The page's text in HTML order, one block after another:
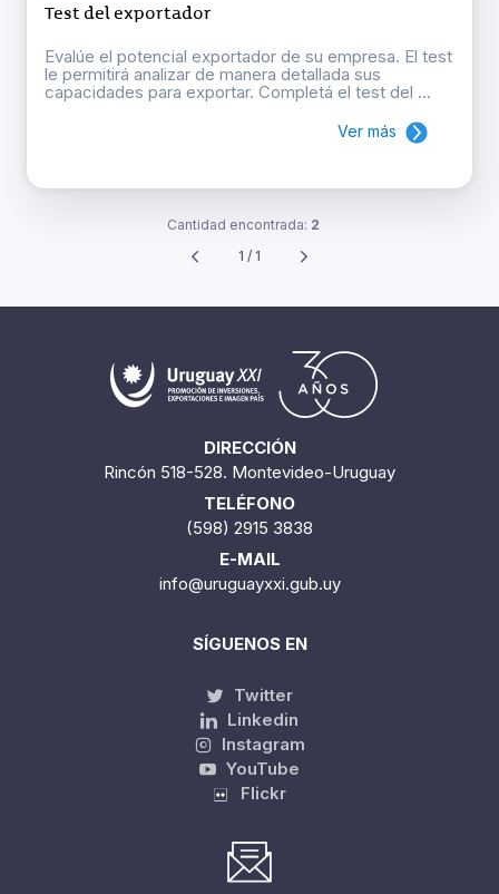
Test del exportador
Evalúe el potencial exportador de su empresa. El test
le permitirá analizar de manera detallada sus
capacidades para exportar. Completá el test del ...
Ver más
Cantidad encontrada: 2
1 / 1
DIRECCIÓN
Rincón 518-528. Montevideo-Uruguay
TELÉFONO
(598) 2915 3838
E-MAIL
info@uruguayxxi.gub.uy
SÍGUENOS EN
Twitter
Linkedin
Instagram
YouTube
Flickr